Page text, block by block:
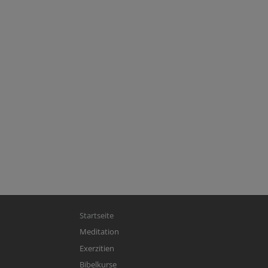
Hauptnavigation
Startseite
Meditation
Exerzitien
Bibelkurse